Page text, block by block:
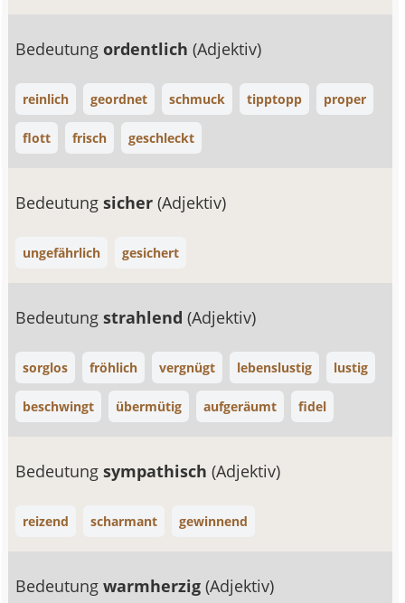
Bedeutungordentlich(Adjektiv)
reinlich geordnet schmuck tipptopp proper
flott frisch geschleckt
Bedeutungsicher(Adjektiv)
ungefährlich gesichert
Bedeutungstrahlend(Adjektiv)
sorglos fröhlich vergnügt lebenslustig lustig
beschwingt übermütig aufgeräumt fidel
Bedeutungsympathisch(Adjektiv)
reizend scharmant gewinnend
Bedeutungwarmherzig(Adjektiv)